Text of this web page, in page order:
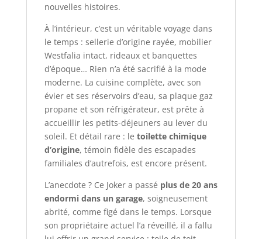
nouvelles histoires.
À l’intérieur, c’est un véritable voyage dans
le temps : sellerie d’origine rayée, mobilier
Westfalia intact, rideaux et banquettes
d’époque… Rien n’a été sacrifié à la mode
moderne. La cuisine complète, avec son
évier et ses réservoirs d’eau, sa plaque gaz
propane et son réfrigérateur, est prête à
accueillir les petits-déjeuners au lever du
soleil. Et détail rare : le toilette chimique
d’origine, témoin fidèle des escapades
familiales d’autrefois, est encore présent.
L’anecdote ? Ce Joker a passé plus de 20 ans
endormi dans un garage, soigneusement
abrité, comme figé dans le temps. Lorsque
son propriétaire actuel l’a réveillé, il a fallu